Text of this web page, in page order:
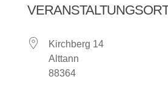
Kirchberg 14
Alttann
88364